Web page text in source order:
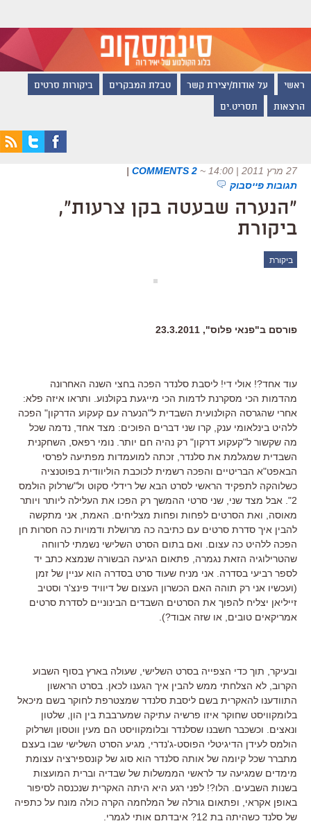
ראשי על אודות/יצירת קשר טבלת המבקרים ביקורות סרטים
הרצאות תסריט.ים
27 מרץ 2011 | 14:00 ~
2 COMMENTS
|
תגובות פייסבוק
"הנערה שבעטה בקן צרעות",
ביקורת
ביקורת
פורסם ב"פנאי פלוס", 23.3.2011
עוד אחד?! אולי די! ליסבת סלנדר הפכה בחצי השנה האחרונה
מהדמות הכי מסקרנת לדמות הכי מייגעת בקולנוע. ותראו איזה פלא:
אחרי שהגרסה הקולנועית השבדית ל"הנערה עם קעקוע הדרקון" הפכה
ללהיט בינלאומי ענק, קרו שני דברים הפוכים: מצד אחד, נדמה שכל
מה שקשור ל"קעקוע דרקון" רק נהיה חם יותר. נומי רפאס, השחקנית
השבדית שמגלמת את סלנדר, זכתה למועמדות מפתיעה לפרסי
הבאפט"א הבריטיים והפכה רשמית לכוכבת הוליוודית בפוטנציה
כשלוהקה לתפקיד הראשי לסרט הבא של רידלי סקוט ול"שרלוק הולמס
2". אבל מצד שני, שני סרטי ההמשך רק הפכו את העלילה ליותר ויותר
מאוסה, ואת הסרטים לפחות ופחות מצליחים. האמת, אני מתקשה
להבין איך סדרת סרטים עם כתיבה כה מרושלת ודמויות כה חסרות חן
הפכה ללהיט כה עצום. ואם בתום הסרט השלישי נשמתי לרווחה
שהטרילוגיה הזאת נגמרה, פתאום הגיעה הבשורה שנמצא כתב יד
לספר רביעי בסדרה. אני מניח שעוד סרט בסדרה הוא עניין של זמן
(ועכשיו אני רק תוהה האם הכשרון העצום של דיוויד פינצ'ר וסטיב
זייליאן יצליח להפוך את הסרטים השבדים הבינוניים לסדרת סרטים
אמריקאים טובים, או שזה אבוד?).
ובעיקר, תוך כדי הצפייה בסרט השלישי, שעולה בארץ בסוף השבוע
הקרוב, לא הצלחתי ממש להבין איך הגענו לכאן. בסרט הראשון
התוודענו להאקרית בשם ליסבת סלנדר שמצטרפת לחוקר בשם מיכאל
בלומקוויסט שחוקר איזו פרשיה עתיקה שמערבבת בין הון, שלטון
ונאצים. וכשכבר חשבנו שסלנדר ובלומקוויסט הם מעין ווטסון ושרלוק
הולמס לעידן הדיגיטלי הפוסט-ג'נדרי, מגיע הסרט השלישי שבו בעצם
מתברר שכל קיומה של אותה סלנדר הוא סוג של קונספירציה עצומת
מימדים שמגיעה עד לראשי הממשלות של שבדיה וברית המועצות
בשנות השבעים. הלו?! לפני רגע היא היתה האקרית שנכנסה לסיפור
באופן אקראי, ופתאום גורלה של המלחמה הקרה כולה מונח על כתפיה
של סלנד כשהיתה בת 12? איבדתם אותי לגמרי.